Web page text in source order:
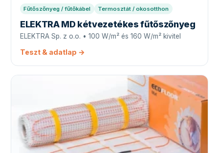
Fűtőszőnyeg / fűtőkábel Termosztát / okosotthon
ELEKTRA MD kétvezetékes fűtőszőnyeg
ELEKTRA Sp. z o.o. • 100 W/m² és 160 W/m² kivitel
Teszt & adatlap →